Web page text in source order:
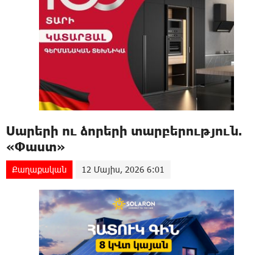
Սարերի ու ձորերի տարբերություն.
«Փաստ»
Քաղաքական 12 Մայիս, 2026 6:01